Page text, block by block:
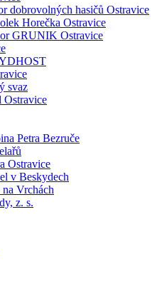
dobrovolných hasičů Ostravice
Horečka Ostravice
GRUNIK Ostravice
svaz
Ostravice
Petra Bezruče
Ostravice
v Beskydech
Vrchách
z. s.